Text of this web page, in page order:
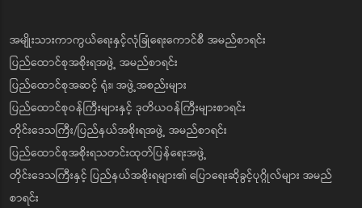
အမျိုးသားကာကွယ်ရေးနှင့်လုံခြုံရေးကောင်စီ အမည်စာရင်း
ပြည်ထောင်စုအစိုးရအဖွဲ့ အမည်စာရင်း
ပြည်ထောင်စုအဆင့် ရုံး၊ အဖွဲ့အစည်းများ
ပြည်ထောင်စုဝန်ကြီးများနှင့် ဒုတိယဝန်ကြီးများစာရင်း
တိုင်းဒေသကြီး/ပြည်နယ်အစိုးရအဖွဲ့ အမည်စာရင်း
ပြည်ထောင်စုအစိုးရသတင်းထုတ်ပြန်ရေးအဖွဲ့
တိုင်းဒေသကြီးနှင့် ပြည်နယ်အစိုးရများ၏ ပြောရေးဆိုခွင့်ပုဂ္ဂိုလ်များ အမည်
စာရင်း